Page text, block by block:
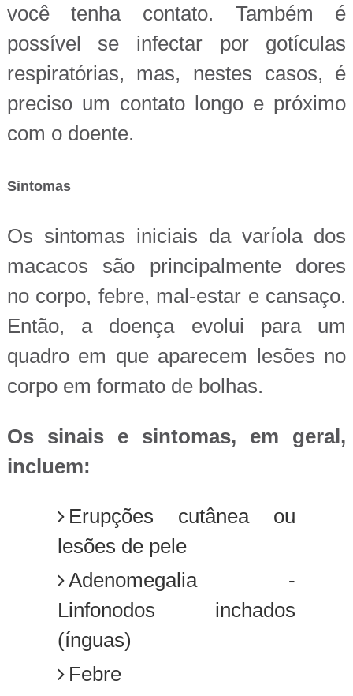
você tenha contato. Também é
possível se infectar por gotículas
respiratórias, mas, nestes casos, é
preciso um contato longo e próximo
com o doente.
Sintomas
Os sintomas iniciais da varíola dos
macacos são principalmente dores
no corpo, febre, mal-estar e cansaço.
Então, a doença evolui para um
quadro em que aparecem lesões no
corpo em formato de bolhas.
Os sinais e sintomas, em geral,
incluem:
Erupções cutânea ou
lesões de pele
Adenomegalia -
Linfonodos inchados
(ínguas)
Febre